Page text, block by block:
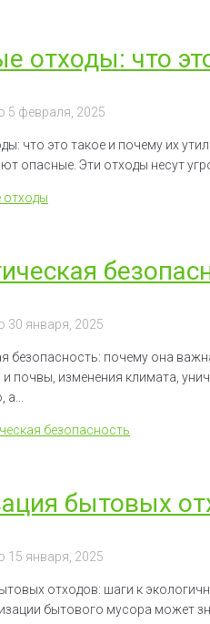
отходы: что
5 февраля, 2025
что это такое и почему их
опасные. Эти отходы несут
отходы
30 января, 2025
безопасность: почему она
и почвы, изменения климата,
безопасность
бытовых
15 января, 2025
отходов: шаги к
бытового мусора может